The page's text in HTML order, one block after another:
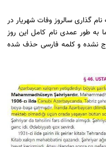
گذاری سالروز وفات شهریار در
به طور عمدی نام کامل این روز
نشده و کلمه فارسی حذف شده